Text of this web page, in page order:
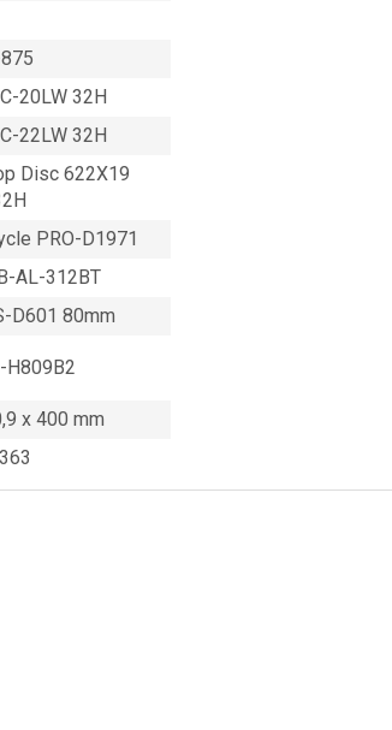
20LW 32H
22LW 32H
Disc 622X19
PRO-D1971
AL-312BT
D601 80mm
H809B2
x 400 mm